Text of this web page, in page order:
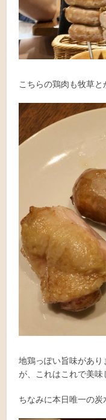
こちらの鶏肉も牧草と
地鶏っぽい旨味があ
が、これはこれで美味
ちなみに本日唯一の炭